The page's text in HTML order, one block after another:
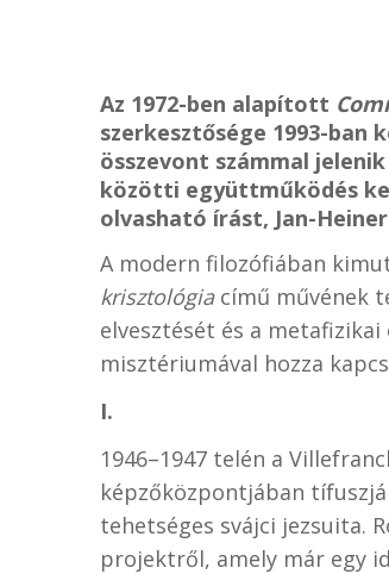
Az 1972-ben alapított
szerkesztősége 1993-ban
összevont számmal
közötti együttműködés
olvasható írást, Jan-
A modern filozófiában
krisztológiacímű művének
elvesztését és a
misztériumával hozza
I.
1946–1947 telén a
képzőközpontjában
tehetséges svájci jezsuita.
projektről, amely már egy